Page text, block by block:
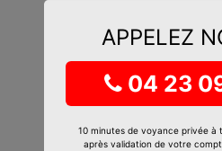
APPELEZ
04 23
10 minutes de voyance privée à
après validation de votre